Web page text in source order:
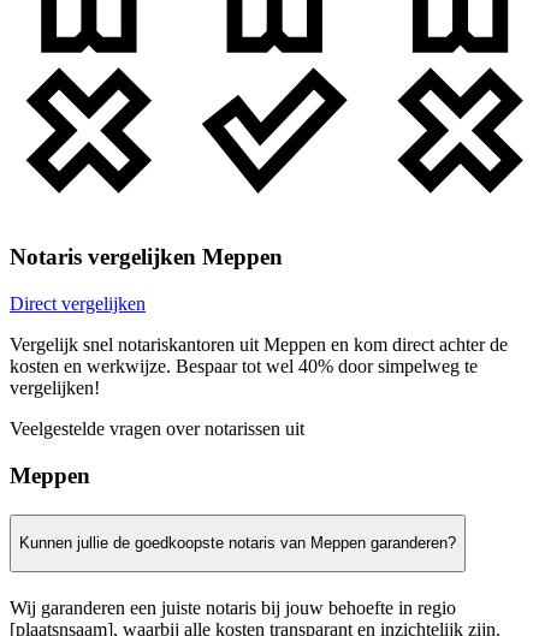
Notaris vergelijken Meppen
Direct vergelijken
Vergelijk snel notariskantoren uit Meppen en kom direct achter de
kosten en werkwijze. Bespaar tot wel 40% door simpelweg te
vergelijken!
Veelgestelde vragen over notarissen uit
Meppen
Kunnen jullie de goedkoopste notaris van Meppen garanderen?
Wij garanderen een juiste notaris bij jouw behoefte in regio
[plaatsnsaam], waarbij alle kosten transparant en inzichtelijk zijn.